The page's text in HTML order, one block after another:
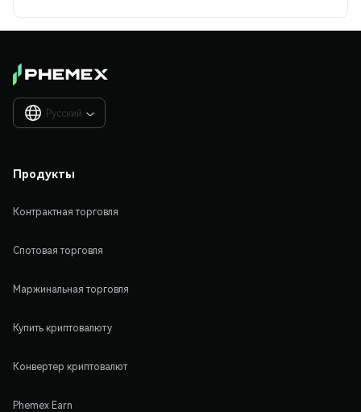
Русский 
Продукты
Контрактная торговля
Спотовая торговля
Маржинальная торговля
Купить криптовалюту
Конвертер криптовалют
Phemex Earn